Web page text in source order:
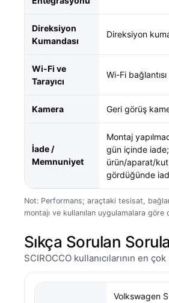
Direksiyon
Kumandası
Direksiyon
Wi-Fi ve
Tarayıcı
Wi-Fi
Kamera Geri görüş
İade /
Memnuniyet
Montaj
gün içinde iade;
ürün/aparat/
gördüğünde
Not: Performans; araçtaki tesisat,
montajı ve kullanılan uygulamalara göre
Sıkça Sorulan
SCIROCCO kullanıcılarının en
Volkswagen